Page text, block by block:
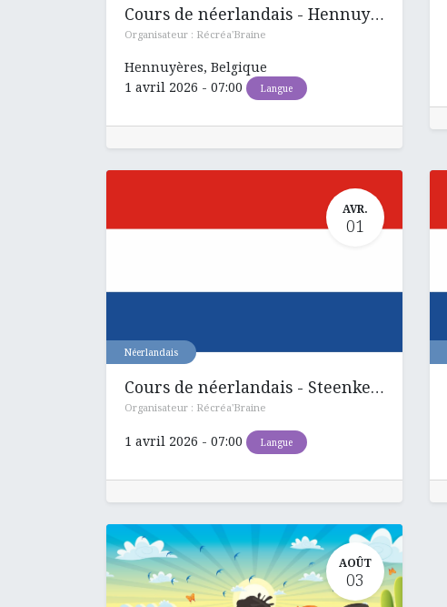
Cours de néerlandais - Hennuyères
Organisateur : Récréa'Braine
Hennuyères, Belgique
1 avril 2026 - 07:00 Langue
AVR.
01
Néerlandais
Cours de néerlandais - Steenkerque
Organisateur : Récréa'Braine
1 avril 2026 - 07:00 Langue
AOÛT
03